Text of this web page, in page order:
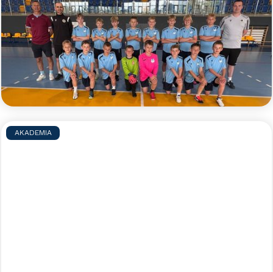
2026
Zapraszamy zaczarowanych piłką nożną
zawodników i zawodniczki do udziału w błękitnym
obozie indywidualnym, podczas którego pod opieką
doświadczonych trenerów będzie można w małych
grupach doskonalić swoje umiejętności piłkarskie.
Czytaj więcej >>
AKADEMIA